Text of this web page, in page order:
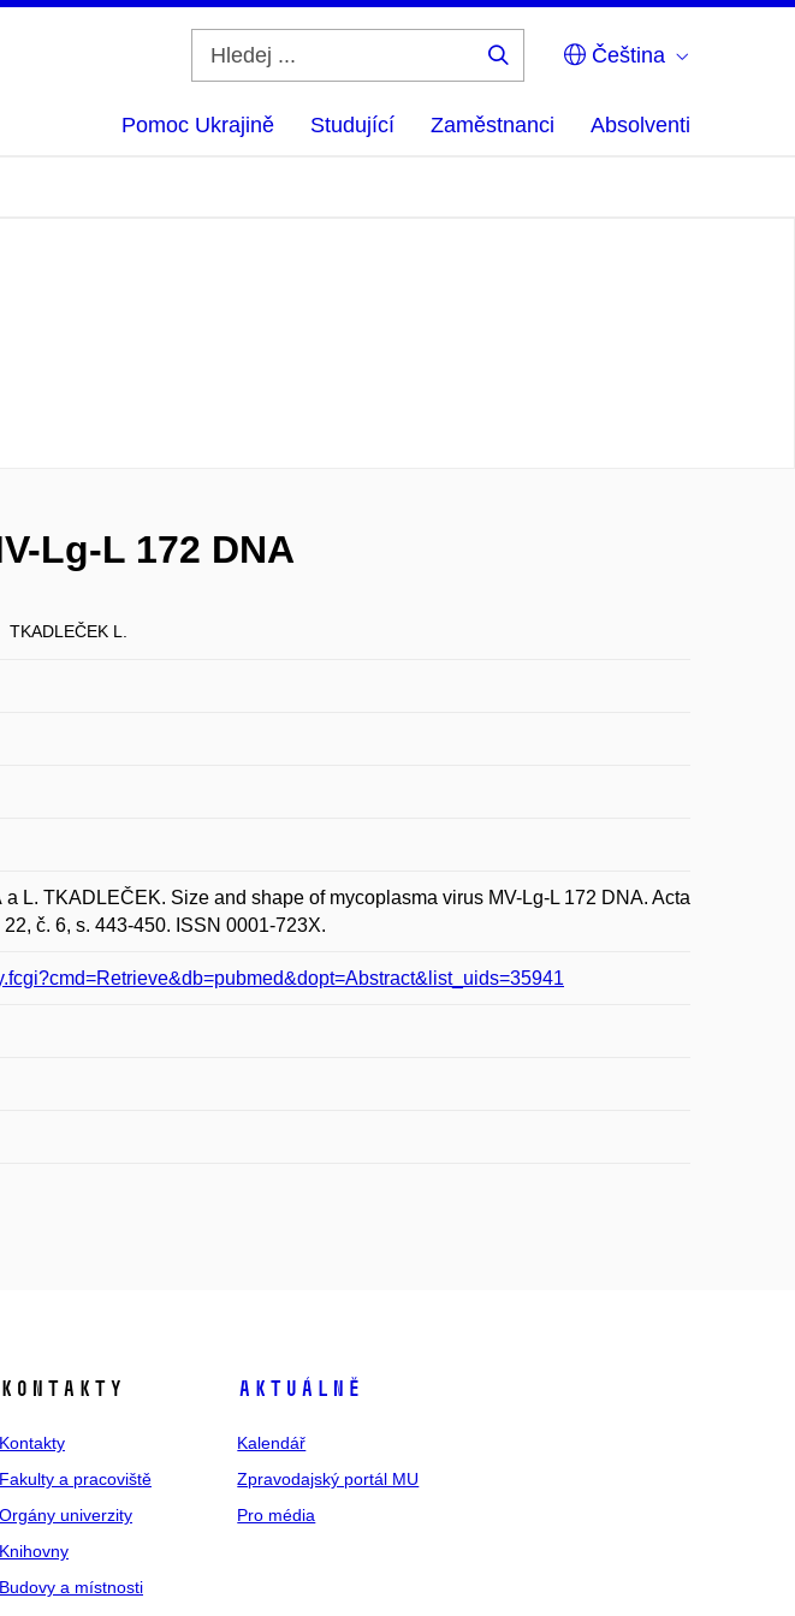
Čeština
Pomoc Ukrajině Studující Zaměstnanci Absolventi
Lg-L 172 DNA
TKADLEČEK L.
L. TKADLEČEK. Size and shape of mycoplasma virus MV-Lg-L 172 DNA. Acta
č. 6, s. 443-450. ISSN 0001-723X.
Kontakty
Kontakty
Fakulty a pracoviště
Orgány univerzity
Knihovny
Budovy a místnosti
Aktuálně
Kalendář
Zpravodajský portál MU
Pro média